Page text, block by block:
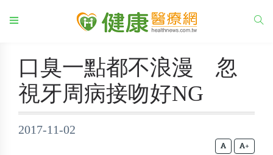
口臭一點都不浪漫 忽
視牙周病接吻好NG
2017-11-02
+